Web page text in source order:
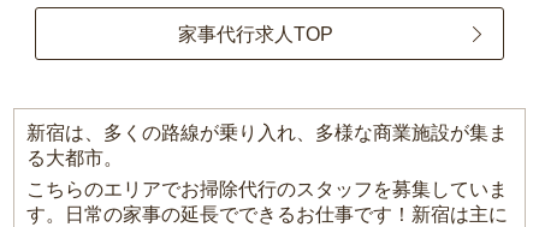
家事代行求人TOP
新宿は、多くの路線が乗り入れ、多様な商業施設が集ま
る大都市。
こちらのエリアでお掃除代行のスタッフを募集していま
す。日常の家事の延長でできるお仕事です！新宿は主に